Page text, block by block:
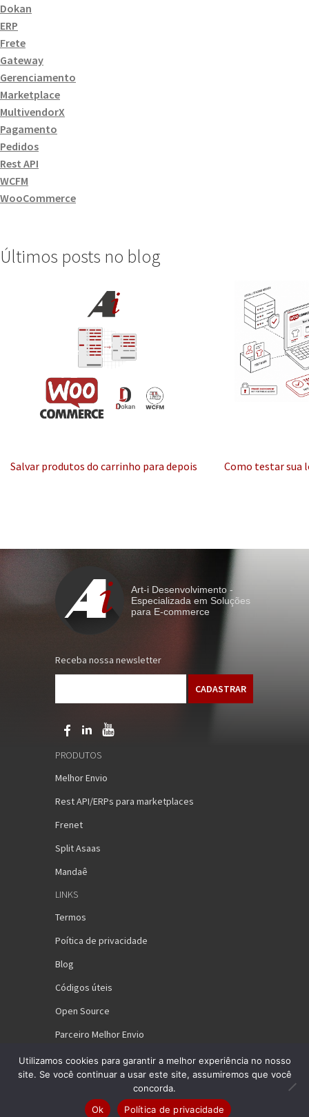
Dokan
ERP
Frete
Gateway
Gerenciamento
Marketplace
MultivendorX
Pagamento
Pedidos
Rest API
WCFM
WooCommerce
Últimos posts no blog
Salvar produtos do carrinho para depois Como testar sua
Art-i Desenvolvimento -
Especializada em Soluções
para E-commerce
Receba nossa newsletter
PRODUTOS
Melhor Envio
Rest API/ERPs para marketplaces
Frenet
Split Asaas
Mandaê
LINKS
Termos
Poítica de privacidade
Blog
Códigos úteis
Open Source
Parceiro Melhor Envio
Utilizamos cookies para garantir a melhor experiência no nosso
site. Se você continuar a usar este site, assumiremos que você
concorda.
Ok
Política de privacidade